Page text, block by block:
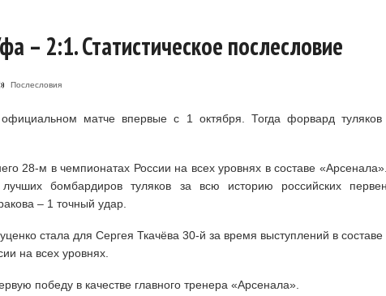
– 2:1. Статистическое послесловие
Послесловия
матче впервые с 1 октября. Тогда форвард
28-м в чемпионатах России на всех уровнях в составе
бомбардиров туляков за всю историю российских
– 1 точный удар.
стала для Сергея Ткачёва 30-й за время выступлений в составе
на всех уровнях.
победу в качестве главного тренера «Арсенала».